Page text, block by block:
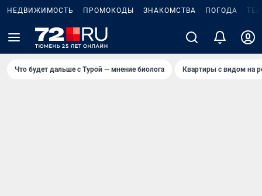
НЕДВИЖИМОСТЬ ПРОМОКОДЫ ЗНАКОМСТВА ПОГОДА
Что будет дальше с Турой — мнение биолога Квартиры с видом на